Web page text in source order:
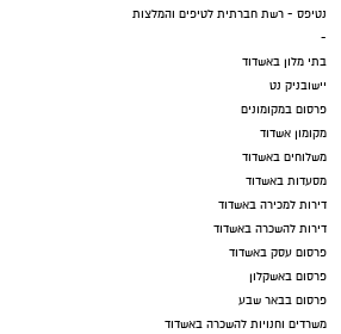
נטיפס - רשת חברתית לטיפים והמלצות
-
בתי מלון באשדוד
יישובניק נט
פרסום במקומונים
מקומון אשדוד
משלוחים באשדוד
מסעדות באשדוד
דירות למכירה באשדוד
דירות להשכרה באשדוד
פרסום עסק באשדוד
פרסום באשקלון
פרסום בבאר שבע
משרדים וחנויות להשכרה באשדוד